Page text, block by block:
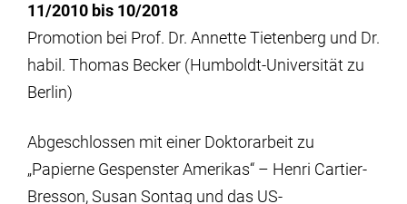
11/2010 bis 10/2018
Promotion bei Prof. Dr. Annette Tietenberg und Dr.
habil. Thomas Becker (Humboldt-Universität zu
Berlin)
Abgeschlossen mit einer Doktorarbeit zu
„Papierne Gespenster Amerikas“ – Henri Cartier-
Bresson, Susan Sontag und das US-